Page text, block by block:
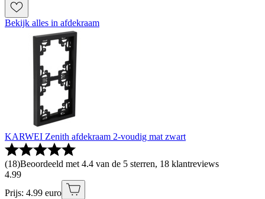
Bekijk alles in afdekraam
KARWEI Zenith afdekraam 2-voudig mat zwart
(18)Beoordeeld met 4.4 van de 5 sterren, 18 klantreviews
4.99
Prijs: 4.99 euro